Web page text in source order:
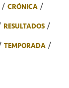
CRÓNICA
RESULTADOS
TEMPORADA